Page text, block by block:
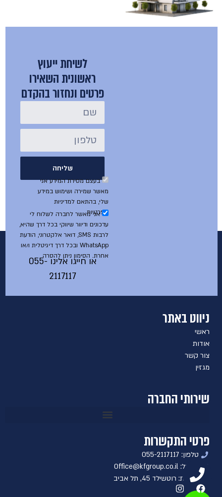
לשיחת ייעוץ
ראשונית השאירו
פרטים ונחזור בהקדם
שליחה
בעצם מסירת המידע אני
מאשר שמירה ושימוש במידע
שלי, בהתאם למדיניות
הפרטיות
אני מאשר לחברה לשלוח לי
עדכונים ודיוור שיווקי בכל דרך שהיא,
לרבות SMS, דואר אלקטרוני, הודעת
WhatsApp ובכל דרך דיגיטלית ו/או
אחרת. הסימון ניתן להסרה
או חייגו אלינו055-
2117117
ניווט באתר
ראשי
אודות
צור קשר
מגזין
שירותי החברה
פרטי התקשרות
טלפון: 055-2117117
אימייל: Office@kfgroup.co.il
כתובת: רוטשילד 45, תל אביב